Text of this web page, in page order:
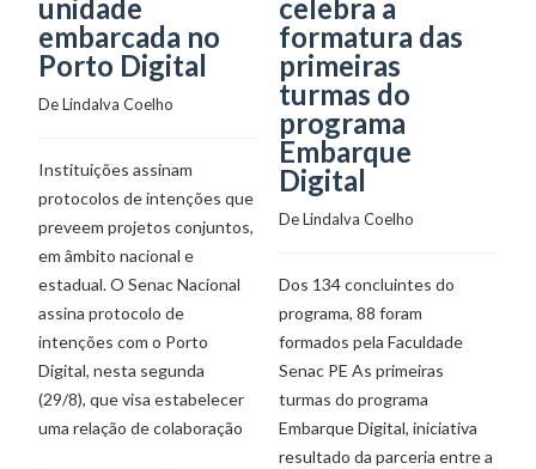
unidade
embarcada no
Porto Digital
De Lindalva Coelho
Instituições assinam
protocolos de intenções que
preveem projetos conjuntos,
em âmbito nacional e
estadual. O Senac Nacional
assina protocolo de
intenções com o Porto
Digital, nesta segunda
(29/8), que visa estabelecer
uma relação de colaboração
celebra a
formatura das
primeiras
turmas do
programa
Embarque
Digital
De Lindalva Coelho
Dos 134 concluintes do
programa, 88 foram
formados pela Faculdade
Senac PE As primeiras
turmas do programa
Embarque Digital, iniciativa
resultado da parceria entre a